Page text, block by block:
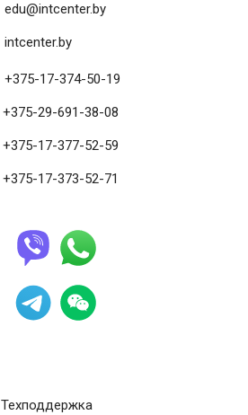
edu@intcenter.by
intcenter.by
+375-17-374-50-19
+375-29-691-38-08
+375-17-377-52-59
+375-17-373-52-71
Техподдержка